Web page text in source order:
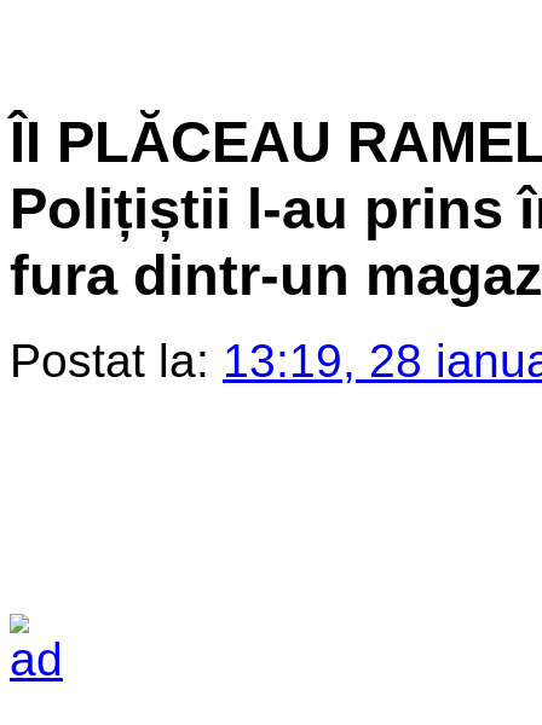
ÎI PLĂCEAU
Polițiștii l-au prins
fura dintr-un
Postat la: 13:19, 28